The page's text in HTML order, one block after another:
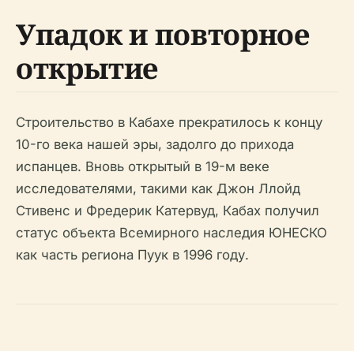
Упадок и повторное
открытие
Строительство в Кабахе прекратилось к концу
10-го века нашей эры, задолго до прихода
испанцев. Вновь открытый в 19-м веке
исследователями, такими как Джон Ллойд
Стивенс и Фредерик Катервуд, Кабах получил
статус объекта Всемирного наследия ЮНЕСКО
как часть региона Пуук в 1996 году.